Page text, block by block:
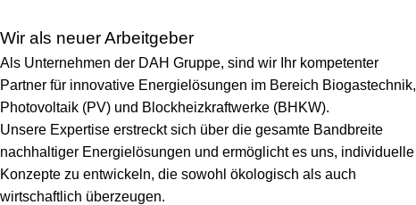
Wir als neuer Arbeitgeber
Als Unternehmen der DAH Gruppe, sind wir Ihr kompetenter
Partner für innovative Energielösungen im Bereich Biogastechnik,
Photovoltaik (PV) und Blockheizkraftwerke (BHKW).
Unsere Expertise erstreckt sich über die gesamte Bandbreite
nachhaltiger Energielösungen und ermöglicht es uns, individuelle
Konzepte zu entwickeln, die sowohl ökologisch als auch
wirtschaftlich überzeugen.